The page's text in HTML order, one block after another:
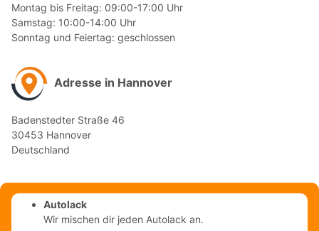
Montag bis Freitag: 09:00-17:00 Uhr
Samstag: 10:00-14:00 Uhr
Sonntag und Feiertag: geschlossen
Adresse in Hannover
Badenstedter Straße 46
30453 Hannover
Deutschland
Autolack
Wir mischen dir jeden Autolack an.